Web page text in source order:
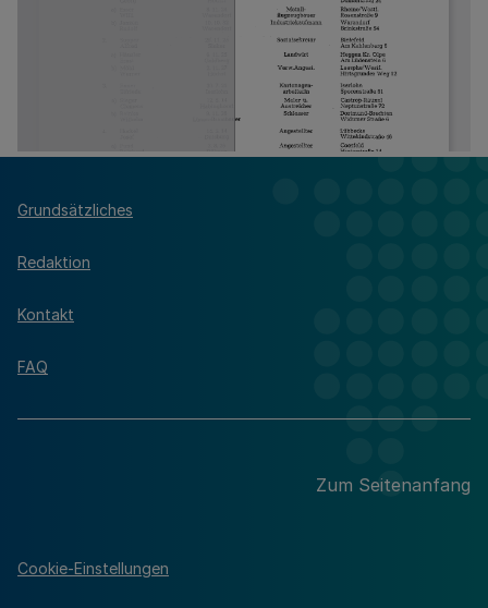
Grundsätzliches
Redaktion
Kontakt
FAQ
Zum Seitenanfang
Cookie-Einstellungen